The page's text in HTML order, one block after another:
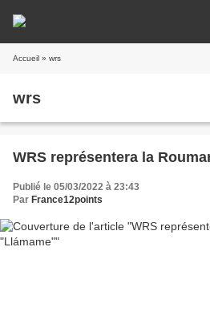
Accueil » wrs
wrs
WRS représentera la
Publié le 05/03/2022 à 23:43
Par France12points